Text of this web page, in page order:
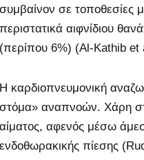
συμβαίνον σε
περιστατικά αιφνίδιου
(περίπου 6%) (Αl-Kathib et
Η καρδιοπνευμονική
στόμα» αναπνοών. Χάρη
αίματος, αφενός μέσω
ενδοθωρακικής πίεσης